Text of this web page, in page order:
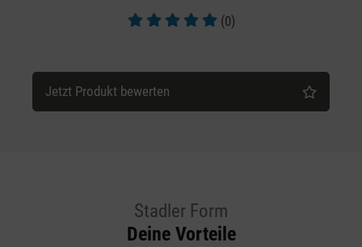
(0)
Jetzt Produkt bewerten
Stadler Form
Deine Vorteile